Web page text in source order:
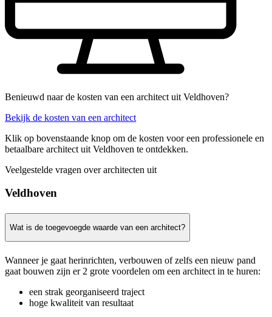
Benieuwd naar de kosten van een architect uit Veldhoven?
Bekijk de kosten van een architect
Klik op bovenstaande knop om de kosten voor een professionele en
betaalbare architect uit Veldhoven te ontdekken.
Veelgestelde vragen over architecten uit
Veldhoven
Wat is de toegevoegde waarde van een architect?
Wanneer je gaat herinrichten, verbouwen of zelfs een nieuw pand
gaat bouwen zijn er 2 grote voordelen om een architect in te huren:
een strak georganiseerd traject
hoge kwaliteit van resultaat